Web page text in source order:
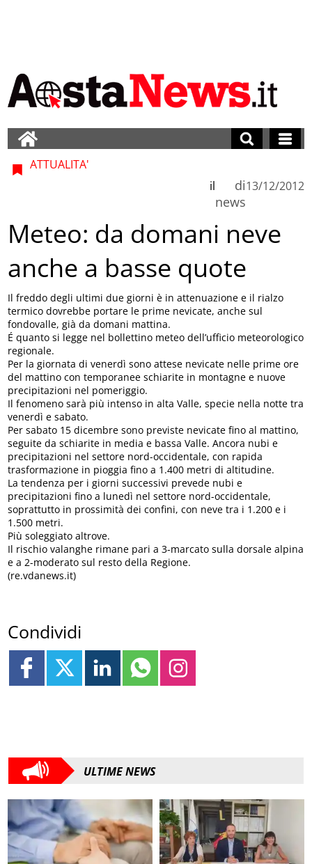
ATTUALITA'
di
news
il 13/12/2012
Meteo: da domani neve
anche a basse quote
Il freddo degli ultimi due giorni è in attenuazione e il rialzo
termico dovrebbe portare le prime nevicate, anche sul
fondovalle, già da domani mattina.
É quanto si legge nel bollettino meteo dell’ufficio meteorologico
regionale.
Per la giornata di venerdì sono attese nevicate nelle prime ore
del mattino con temporanee schiarite in montagne e nuove
precipitazioni nel pomeriggio.
Il fenomeno sarà più intenso in alta Valle, specie nella notte tra
venerdì e sabato.
Per sabato 15 dicembre sono previste nevicate fino al mattino,
seguite da schiarite in media e bassa Valle. Ancora nubi e
precipitazioni nel settore nord-occidentale, con rapida
trasformazione in pioggia fino a 1.400 metri di altitudine.
La tendenza per i giorni successivi prevede nubi e
precipitazioni fino a lunedì nel settore nord-occidentale,
soprattutto in prossimità dei confini, con neve tra i 1.200 e i
1.500 metri.
Più soleggiato altrove.
Il rischio valanghe rimane pari a 3-marcato sulla dorsale alpina
e a 2-moderato sul resto della Regione.
(re.vdanews.it)
Condividi
ULTIME NEWS